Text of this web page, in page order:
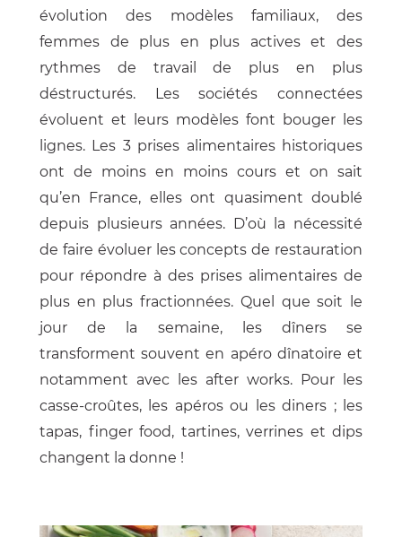
évolution des modèles familiaux, des
femmes de plus en plus actives et des
rythmes de travail de plus en plus
déstructurés. Les sociétés connectées
évoluent et leurs modèles font bouger les
lignes. Les 3 prises alimentaires historiques
ont de moins en moins cours et on sait
qu’en France, elles ont quasiment doublé
depuis plusieurs années. D’où la nécessité
de faire évoluer les concepts de restauration
pour répondre à des prises alimentaires de
plus en plus fractionnées. Quel que soit le
jour de la semaine, les dîners se
transforment souvent en apéro dînatoire et
notamment avec les after works. Pour les
casse-croûtes, les apéros ou les diners ; les
tapas, finger food, tartines, verrines et dips
changent la donne !